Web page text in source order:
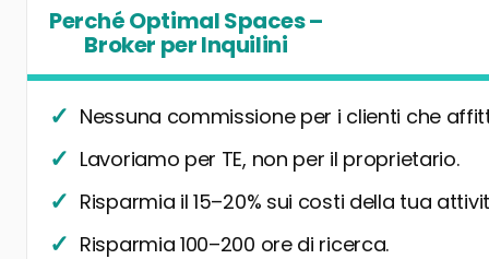
Perché Optimal Spaces –
Broker per Inquilini
Nessuna commissione per i clienti che
Lavoriamo per TE, non per il proprietario.
Risparmia il 15–20% sui costi della tua
Risparmia 100–200 ore di ricerca.